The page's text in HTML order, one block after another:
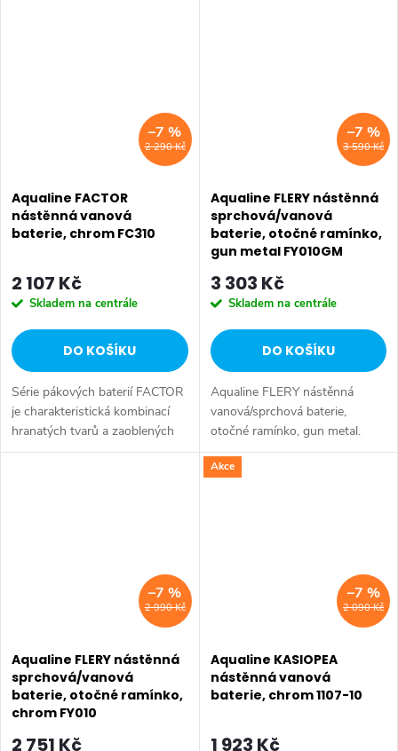
2 290 Kč
–7 %
Aqualine FACTOR
nástěnná vanová
baterie, chrom FC310
2 107 Kč
Skladem na centrále
DO KOŠÍKU
Série pákových baterií FACTOR
je charakteristická kombinací
hranatých tvarů a zaoblených
rohů. Série: FACTOR • Šířka:
3 590 Kč
–7 %
Aqualine FLERY nástěnná
sprchová/vanová
baterie, otočné ramínko,
gun metal FY010GM
3 303 Kč
Skladem na centrále
DO KOŠÍKU
Aqualine FLERY nástěnná
vanová/sprchová baterie,
otočné ramínko, gun metal.
Série: FLERY • Šířka: 200 mm •
Hloubka: 178 mm • Barva: Gun
2 990 Kč
–7 %
Aqualine FLERY nástěnná
sprchová/vanová
baterie, otočné ramínko,
chrom FY010
2 751 Kč
Akce
2 090 Kč
–7 %
Aqualine KASIOPEA
nástěnná vanová
baterie, chrom 1107-10
1 923 Kč